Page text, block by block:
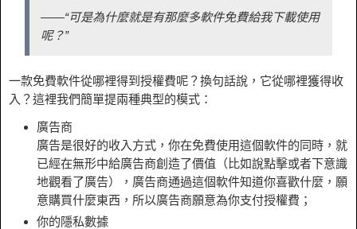
——“可是為什麼就是有那麼多軟件免費給我下載使用
呢？”
一款免費軟件從哪裡得到授權費呢？換句話說，它從哪裡獲得收
入？這裡我們簡單提兩種典型的模式：
廣告商
廣告是很好的收入方式，你在免費使用這個軟件的同時，就
已經在無形中給廣告商創造了價值（比如說點擊或者下意識
地觀看了廣告），廣告商通過這個軟件知道你喜歡什麼，願
意購買什麼東西，所以廣告商願意為你支付授權費；
你的隱私數據